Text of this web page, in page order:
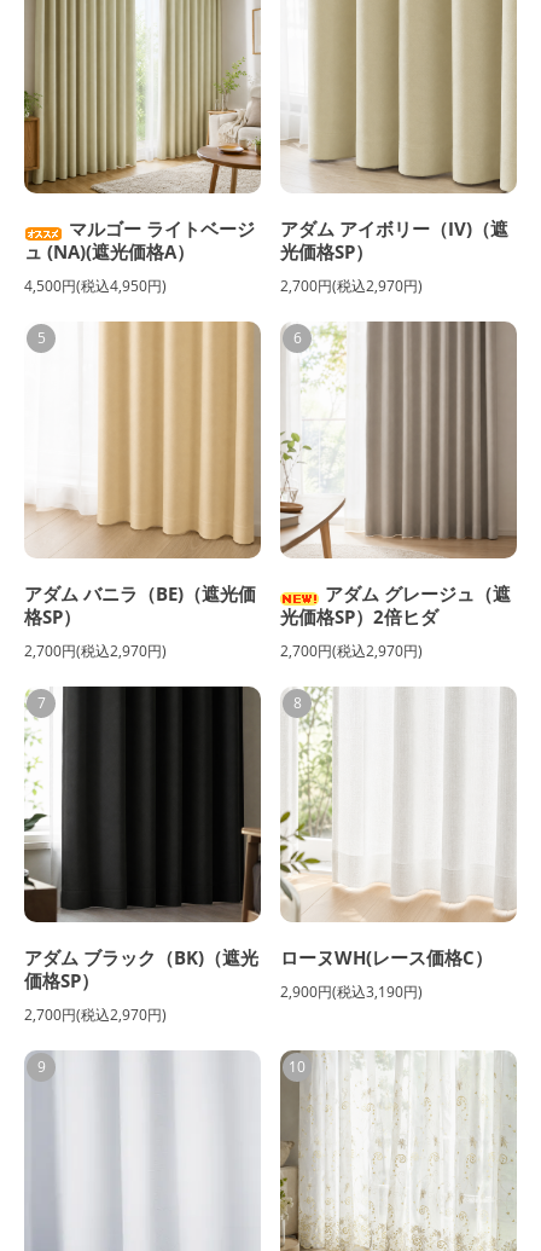
マルゴー ライトベージ
ュ (NA)(遮光価格A）
4,500円(税込4,950円)
アダム アイボリー（IV)（遮
光価格SP）
2,700円(税込2,970円)
5
アダム バニラ（BE)（遮光価
格SP）
2,700円(税込2,970円)
6
アダム グレージュ（遮
光価格SP）2倍ヒダ
2,700円(税込2,970円)
7
アダム ブラック（BK)（遮光
価格SP）
2,700円(税込2,970円)
8
ローヌWH(レース価格C）
2,900円(税込3,190円)
9 10